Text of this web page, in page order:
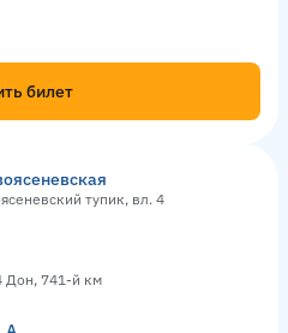
билет
тупик, вл. 4
Дон, 741-й км